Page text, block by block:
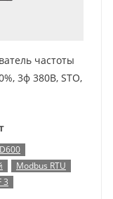
частоты
3ф 380В, STO,
Modbus RTU
3